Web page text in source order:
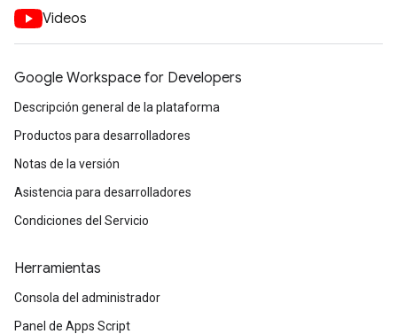
Videos
Google Workspace for Developers
Descripción general de la plataforma
Productos para desarrolladores
Notas de la versión
Asistencia para desarrolladores
Condiciones del Servicio
Herramientas
Consola del administrador
Panel de Apps Script